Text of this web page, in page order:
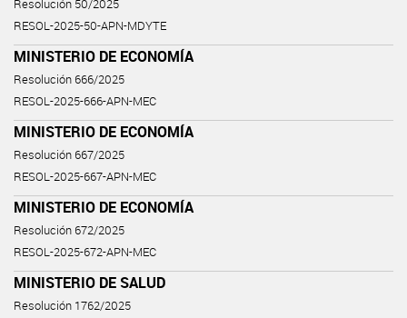
Resolución 50/2025
RESOL-2025-50-APN-MDYTE
MINISTERIO DE ECONOMÍA
Resolución 666/2025
RESOL-2025-666-APN-MEC
MINISTERIO DE ECONOMÍA
Resolución 667/2025
RESOL-2025-667-APN-MEC
MINISTERIO DE ECONOMÍA
Resolución 672/2025
RESOL-2025-672-APN-MEC
MINISTERIO DE SALUD
Resolución 1762/2025